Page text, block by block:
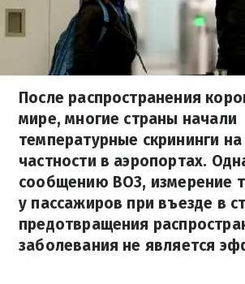
После распространения
мире, многие страны начали
температурные скрининги на
частности в аэропортах.
сообщению ВОЗ, измерение
у пассажиров при въезде в
предотвращения
заболевания не является